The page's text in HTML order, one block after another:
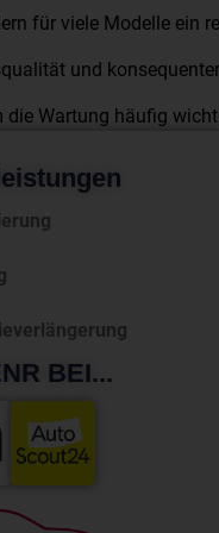
für viele Modelle ein
und
Wartung häufig
BEI...